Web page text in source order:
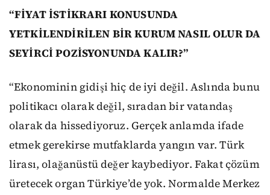
“FİYAT İSTİKRARI KONUSUNDA
YETKİLENDİRİLEN BİR KURUM NASIL OLUR DA
SEYİRCİ POZİSYONUNDA KALIR?”
“Ekonominin gidişi hiç de iyi değil. Aslında bunu
politikacı olarak değil, sıradan bir vatandaş
olarak da hissediyoruz. Gerçek anlamda ifade
etmek gerekirse mutfaklarda yangın var. Türk
lirası, olağanüstü değer kaybediyor. Fakat çözüm
üretecek organ Türkiye’de yok. Normalde Merkez